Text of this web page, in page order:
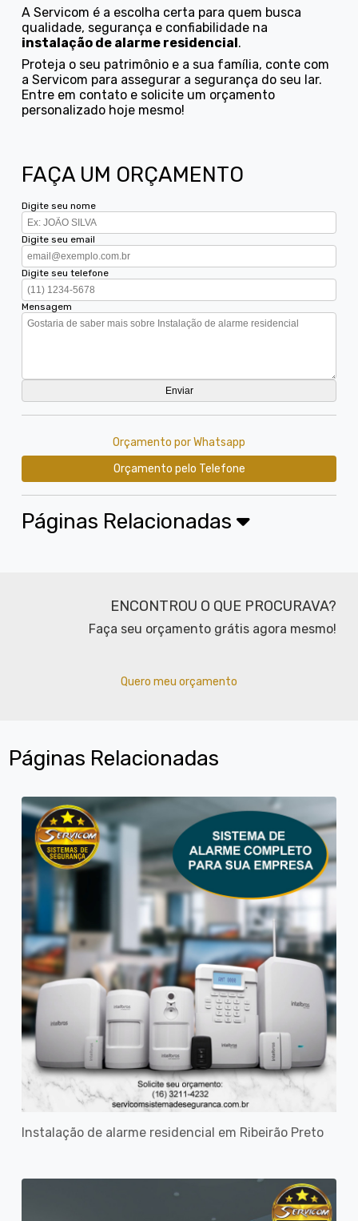
A Servicom é a escolha certa para quem busca
qualidade, segurança e confiabilidade na
instalação de alarme residencial .
Proteja o seu patrimônio e a sua família, conte com
a Servicom para assegurar a segurança do seu lar.
Entre em contato e solicite um orçamento
personalizado hoje mesmo!
FAÇA UM ORÇAMENTO
Digite seu nome
Digite seu email
Digite seu telefone
Mensagem
Orçamento por Whatsapp
Orçamento pelo Telefone
Páginas Relacionadas
ENCONTROU O QUE PROCURAVA?
Faça seu orçamento grátis agora mesmo!
Quero meu orçamento
Páginas Relacionadas
Instalação de alarme residencial em Ribeirão Preto